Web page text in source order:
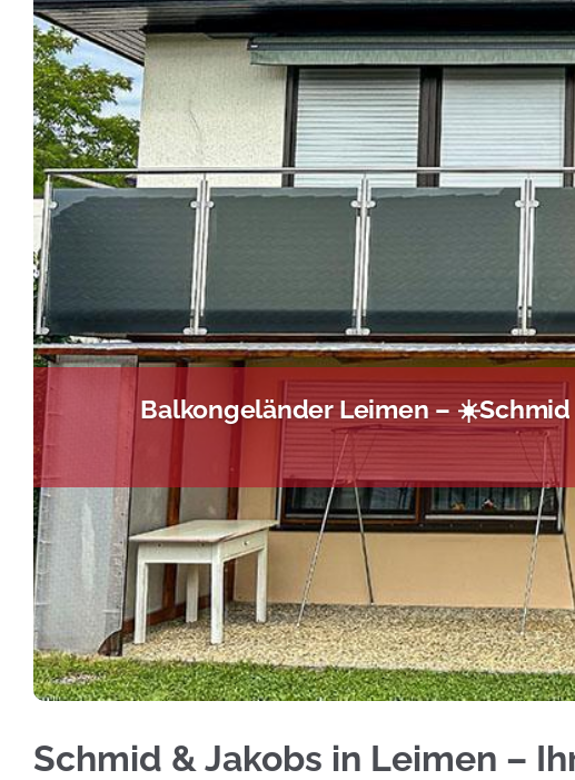
Balkongeländer Leimen –
☀️Schmid & Jakobs in Leimen bietet Ihnen Edelstahl
Schmid & Jakobs in Leimen –